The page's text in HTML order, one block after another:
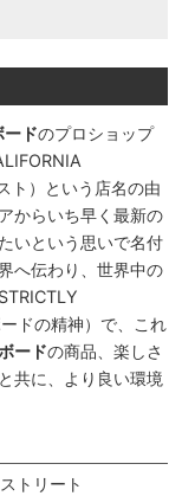
ードのプロショップ
ト）という店名の由
からいち早く最新の
いという思いで名付
へ伝わり、世界中の
ドの精神）で、これ
ードの商品、楽しさ
共に、より良い環境
トリート